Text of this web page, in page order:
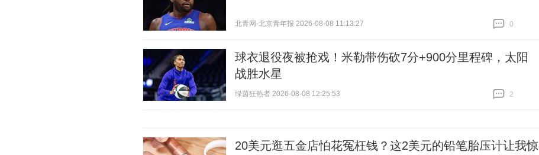
北青网-北京青年报 2026-08-08 11:13:27
0
球衣退役夜被抢戏！米勒带伤砍7分+900分里程碑，太阳
战胜水星
绿茵狂热者 2026-08-08 12:25:53
2
20美元逛五金店怕花冤枉钱？这2美元的铅笔胎压计让我惊